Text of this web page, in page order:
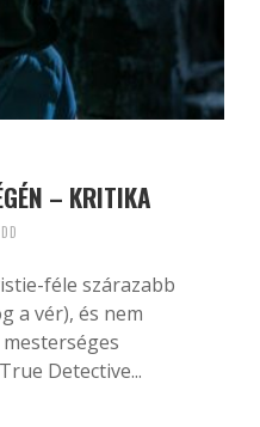
– KRITIKA
féle szárazabb
a vér), és nem
Detective...